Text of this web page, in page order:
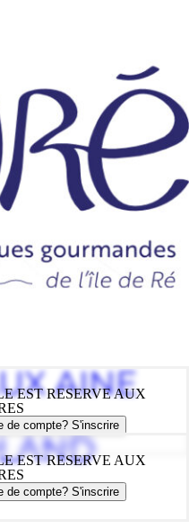
EST RESERVE AUX
de compte? S'inscrire
AINE
EST RESERVE AUX
de compte? S'inscrire